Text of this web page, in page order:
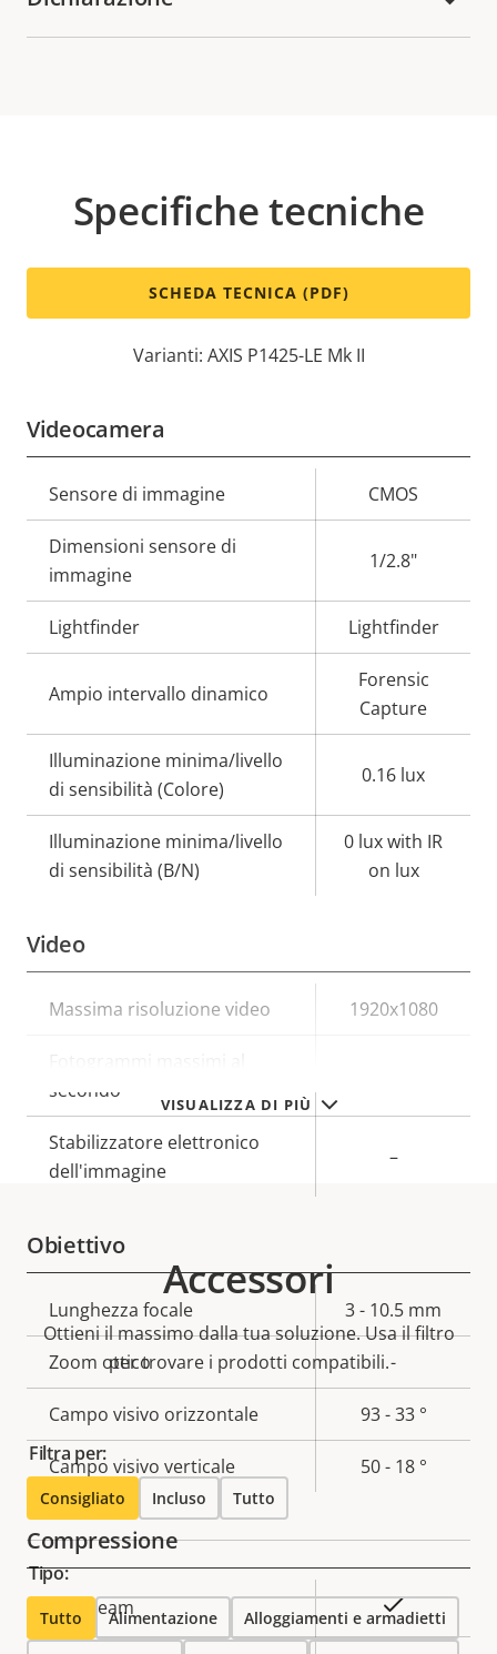
VISUALIZZA DI PIÙ
Specifiche tecniche
SCHEDA TECNICA (PDF)
Varianti: AXIS P1425-LE Mk II
Videocamera
Descrizione
della
proprietà
Valore
della
proprietà
Sensore di immagine CMOS
Dimensioni sensore di
immagine
1/2.8"
Lightfinder Lightfinder
Ampio intervallo dinamico
Forensic
Capture
Illuminazione minima/livello
di sensibilità (Colore)
0.16 lux
Illuminazione minima/livello
di sensibilità (B/N)
0 lux with IR
on lux
Video
Descrizione
Valore
Massima risoluzione video 1920x1080
secondo
Stabilizzatore elettronico
dell'immagine
–
Obiettivo
Descrizione
della
proprietà
della
proprietà
Lunghezza focale 3 - 10.5 mm
Zoom ottico -
Campo visivo orizzontale 93 - 33 °
Campo visivo verticale 50 - 18 °
Compressione
Descrizione
della
Valore
della
Zipstream Sì
Accessori
Ottieni il massimo dalla tua soluzione. Usa il filtro
per trovare i prodotti compatibili.
Filtra per:
Consigliato Incluso Tutto
Tipo:
Tutto Alimentazione Alloggiamenti e armadietti